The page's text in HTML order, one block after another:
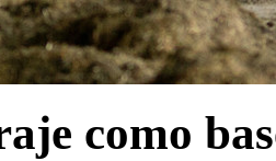
como